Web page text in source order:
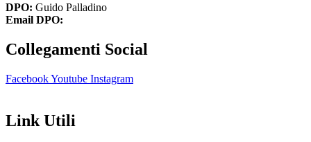
DPO: Guido Palladino
Email DPO:
Collegamenti Social
FacebookYoutube Instagram
Link Utili